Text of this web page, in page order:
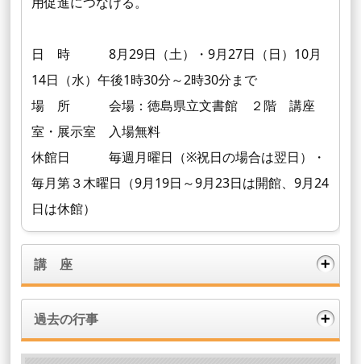
日 時 8月29日（土）・9月27日（日）10月
14日（水）午後1時30分～2時30分まで
場 所 会場：徳島県立文書館 ２階 講座
室・展示室 入場無料
休館日 毎週月曜日（※祝日の場合は翌日）・
毎月第３木曜日（9月19日～9月23日は開館、9月24
日は休館）
講 座
過去の行事